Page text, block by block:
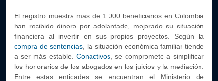
El registro muestra más de 1.000 beneficiarios en Colombia
han recibido dinero por adelantado, mejorado su situación
financiera al invertir en sus propios proyectos. Según la
compra de sentencias , la situación económica familiar tiende
a ser más estable. Conactivos, se compromete a simplificar
los honorarios de los abogados en los juicios y la mediación.
Entre estas entidades se encuentran el Ministerio de